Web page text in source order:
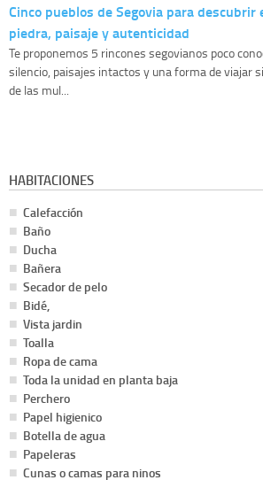
Cinco pueblos de Segovia para descubrir
piedra, paisaje y autenticidad
Te proponemos 5 rincones segovianos poco
silencio, paisajes intactos y una forma de viajar
de las mul...
HABITACIONES
Calefacción
Baño
Ducha
Bañera
Secador de pelo
Bidé,
Vista jardin
Toalla
Ropa de cama
Toda la unidad en planta baja
Perchero
Papel higienico
Botella de agua
Papeleras
Cunas o camas para ninos